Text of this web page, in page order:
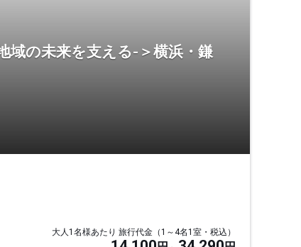
域の未来を支える-＞横浜・鎌
大人1名様あたり 旅行代金（1～4名1室・税込）